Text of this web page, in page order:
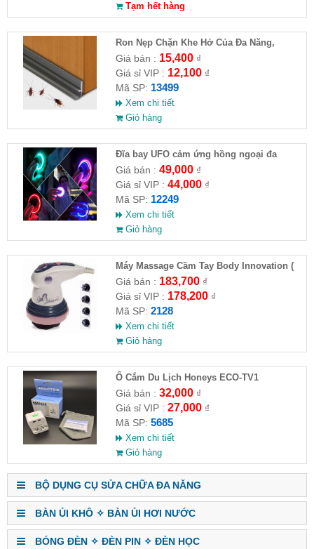
Tạm hết hàng
Ron Nẹp Chặn Khe Hở Của Đa Năng,
Chống Côn Trùng( HĐ )
Giá bán : 15,400₫
Giá sỉ VIP : 12,100₫
Mã SP: 13499
Xem chi tiết
Giỏ hàng
Đĩa bay UFO cảm ứng hồng ngoại đa
chiều tự động bay về
Giá bán : 49,000₫
Giá sỉ VIP : 44,000₫
Mã SP: 12249
Xem chi tiết
Giỏ hàng
Máy Massage Cầm Tay Body Innovation (
HĐ )
Giá bán : 183,700₫
Giá sỉ VIP : 178,200₫
Mã SP: 2128
Xem chi tiết
Giỏ hàng
Ổ Cắm Du Lịch Honeys ECO-TV1
Giá bán : 32,000₫
Giá sỉ VIP : 27,000₫
Mã SP: 5685
Xem chi tiết
Giỏ hàng
BỘ DỤNG CỤ SỬA CHỮA ĐA NĂNG
BÀN ỦI KHÔ ✧ BÀN ỦI HƠI NƯỚC
BÓNG ĐÈN ✧ ĐÈN PIN ✧ ĐÈN HỌC